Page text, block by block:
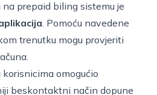
prepaid biling sistemu je
. Pomoću navedene
trenutku mogu provjeriti
omogućio
beskontaktni način dopune